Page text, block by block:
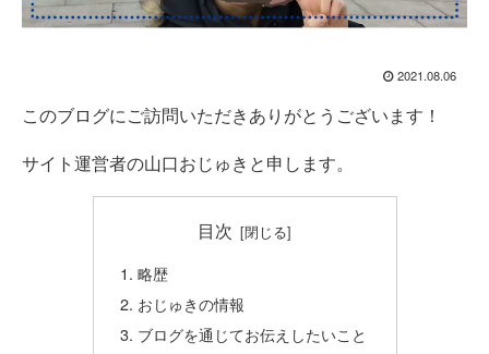
2021.08.06
このブログにご訪問いただきありがとうございます！
サイト運営者の山口おじゅきと申します。
目次
略歴
おじゅきの情報
ブログを通じてお伝えしたいこと